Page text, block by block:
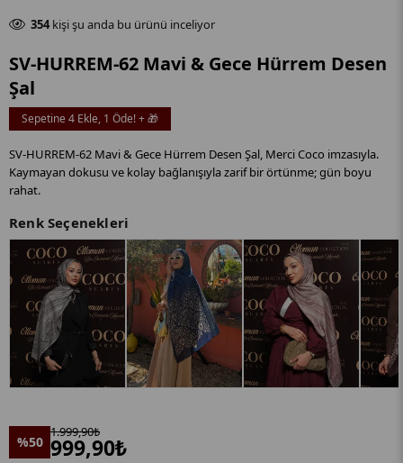
356kişi şu anda bu ürünü inceliyor
SV-HURREM-62 Mavi & Gece Hürrem Desen
Şal
Sepetine 4 Ekle, 1 Öde! + 🎁
SV-HURREM-62 Mavi & Gece Hürrem Desen Şal, Merci Coco imzasıyla.
Kaymayan dokusu ve kolay bağlanışıyla zarif bir örtünme; gün boyu
rahat.
Renk Seçenekleri
%50
1.999,90₺
999,90₺